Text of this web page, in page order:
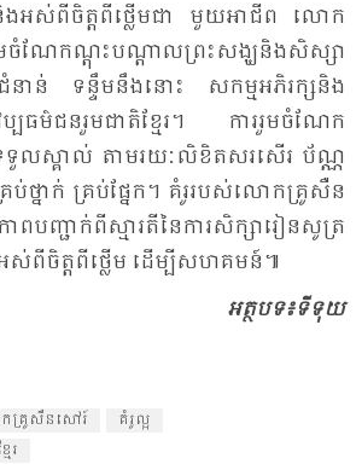
ង​អស់​ពី​ចិត្ត​ពី​ថ្លើម​ជា មួយ​អា​ជីព លោក​
ណែក​ណ្តុះ​បណ្តាល​ព្រះ​សង្ឃ​និង​សិស្សា​
ជំ​នាន់ ទន្ទឹម​នឹង​នោះ សកម្ម​អភិ​រក្សនិង​
ប​ធម៌​ជន​រួម​ជាតិ​ខ្មែរ។ ការ​រួម​ចំ​ណែក​
ល​ស្គាល់ តាម​រយៈ​លិ​ខិត​សរ​សើរ ប័ណ្ណ​
ប់​ថ្នាក់ គ្រប់​ផ្នែក។ គំ​រូ​របស់​លោក​គ្រូ​សឺន​
ញ្ជាក់​ពី​ស្មារតី​នៃ​ការ​សិក្សា​រៀន​សូត្រ
ពី​ចិត្ត​ពី​ថ្លើម ដើម្បី​សហ​គមន៍៕
អត្ថ​បទ​៖ទីទុយ
គ្រូ​សឺន​សៅរ៍
គំ​រូ​ល្អ​
រ​